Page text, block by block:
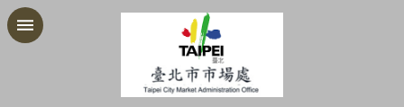
跳到主要內容區塊